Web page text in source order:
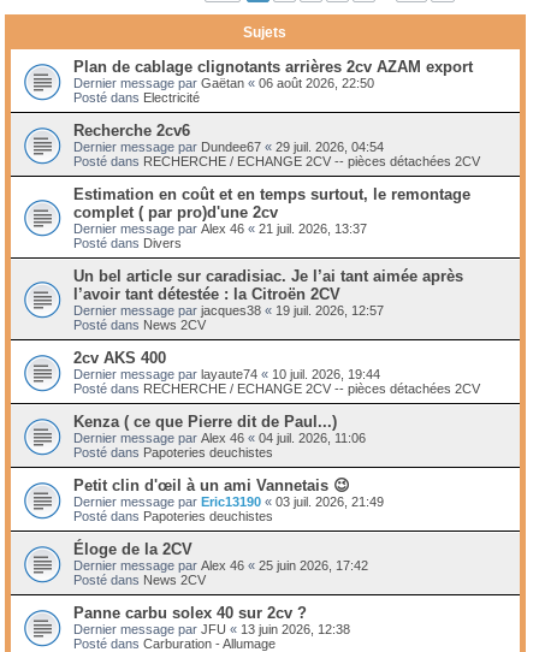
Sujets
Plan de cablage clignotants arrières 2cv AZAM export
Dernier message par Gaëtan « 06 août 2026, 22:50
Posté dans Electricité
Recherche 2cv6
Dernier message par Dundee67 « 29 juil. 2026, 04:54
Posté dans RECHERCHE / ECHANGE 2CV -- pièces détachées 2CV
Estimation en coût et en temps surtout, le remontage
complet ( par pro)d'une 2cv
Dernier message par Alex 46 « 21 juil. 2026, 13:37
Posté dans Divers
Un bel article sur caradisiac. Je l’ai tant aimée après
l’avoir tant détestée : la Citroën 2CV
Dernier message par jacques38 « 19 juil. 2026, 12:57
Posté dans News 2CV
2cv AKS 400
Dernier message par layaute74 « 10 juil. 2026, 19:44
Posté dans RECHERCHE / ECHANGE 2CV -- pièces détachées 2CV
Kenza ( ce que Pierre dit de Paul...)
Dernier message par Alex 46 « 04 juil. 2026, 11:06
Posté dans Papoteries deuchistes
Petit clin d'œil à un ami Vannetais 😉
Dernier message par Eric13190 « 03 juil. 2026, 21:49
Posté dans Papoteries deuchistes
Éloge de la 2CV
Dernier message par Alex 46 « 25 juin 2026, 17:42
Posté dans News 2CV
Panne carbu solex 40 sur 2cv ?
Dernier message par JFU « 13 juin 2026, 12:38
Posté dans Carburation - Allumage